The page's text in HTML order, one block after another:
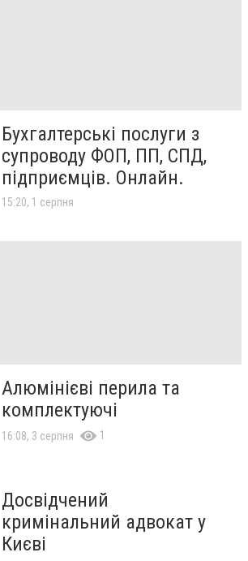
Бухгалтерські послуги з
супроводу ФОП, ПП, СПД,
підприємців. Онлайн.
15:20, 1 серпня
Алюмінієві перила та
комплектуючі
16:08, 3 серпня 1
Досвідчений
кримінальний адвокат у
Києві